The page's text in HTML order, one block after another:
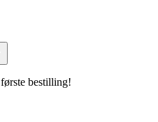
bestilling!